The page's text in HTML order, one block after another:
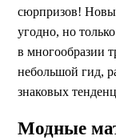
сюрпризов!
угодно, но
в многообразии
небольшой гид,
знаковых
Модные